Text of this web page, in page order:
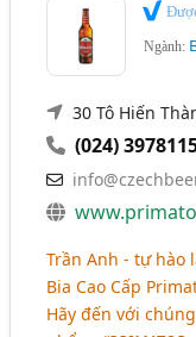
Ngành:
30 Tô Hiến
(024)
Trần Anh - tự hào
Bia Cao Cấp
Hãy đến với